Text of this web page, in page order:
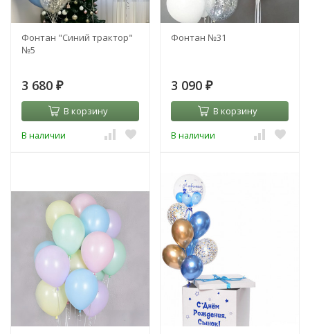
Фонтан "Синий трактор"
№5
3 680 ₽
В корзину
В наличии
Фонтан №31
3 090 ₽
В корзину
В наличии